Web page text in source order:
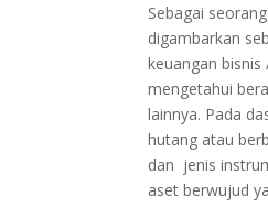
Sebagai
digambarkan
keuangan
mengetahui
lainnya. Pada
hutang atau
dan jenis
aset berwujud